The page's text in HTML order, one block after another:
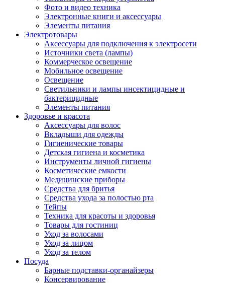
Фото и видео техника
Электронные книги и аксессуары
Элементы питания
Электротовары
Аксессуары для подключения к электросети
Источники света (лампы)
Коммерческое освещение
Мобильное освещение
Освещение
Светильники и лампы инсектицидные и
бактерицидные
Элементы питания
Здоровье и красота
Аксессуары для волос
Вкладыши для одежды
Гигиенические товары
Детская гигиена и косметика
Инструменты личной гигиены
Косметические емкости
Медицинские приборы
Средства для бритья
Средства ухода за полостью рта
Тейпы
Техника для красоты и здоровья
Товары для гостиниц
Уход за волосами
Уход за лицом
Уход за телом
Посуда
Барные подставки-органайзеры
Консервирование